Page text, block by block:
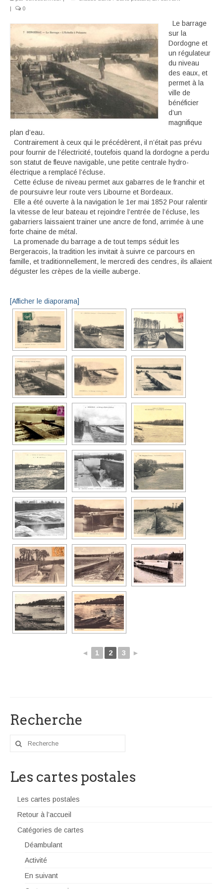
En suivant
Carte souvenir
|
0
Le barrage
sur la
Dordogne et
un régulateur
du niveau
des eaux, et
permet à la
ville de
bénéficier
d’un
magnifique
plan d’eau.
Contrairement à ceux qui le précédèrent, il n’était pas prévu
pour fournir de l’électricité, toutefois quand la dordogne a perdu
son statut de fleuve navigable, une petite centrale hydro-
électrique a remplacé l’écluse.
Cette écluse de niveau permet aux gabarres de le franchir et
de poursuivre leur route vers Libourne et Bordeaux.
Elle a été ouverte à la navigation le 1er mai 1852 Pour ralentir
la vitesse de leur bateau et rejoindre l’entrée de l’écluse, les
gabarriers laissaient trainer une ancre de fond, arrimée à une
forte chaine de métal.
La promenade du barrage a de tout temps séduit les
Bergeracois, la tradition les invitait à suivre ce parcours en
famille, et traditionnellement, le mercredi des cendres, ils allaient
déguster les crèpes de la vieille auberge.
[Afficher le diaporama]
◄ 1 2 3 ►
Recherche
Rechercher
Les cartes postales
Les cartes postales
Retour à l’accueil
Catégories de cartes
Déambulant
Activité
En suivant